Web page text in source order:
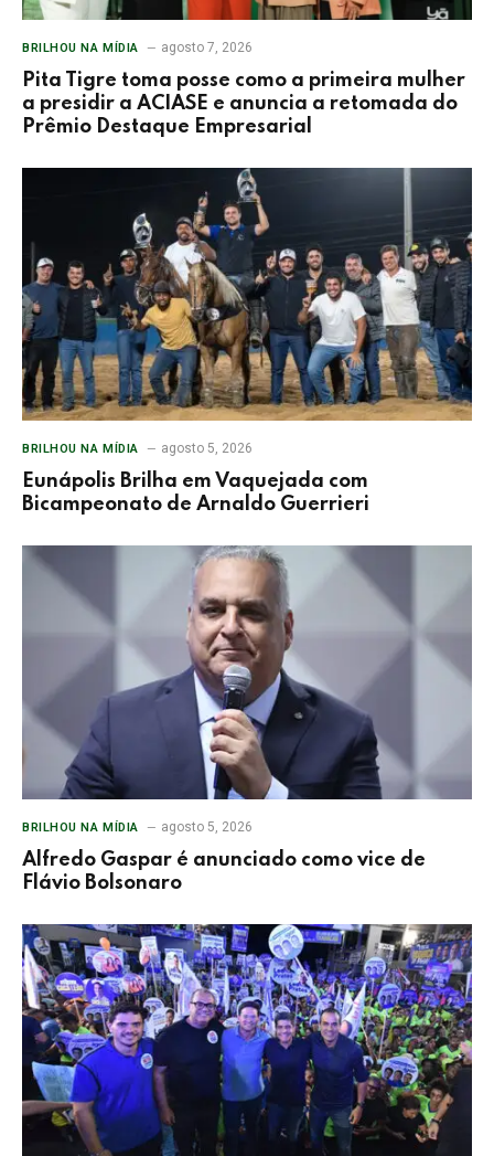
BRILHOU NA MÍDIA agosto 7, 2026
Pita Tigre toma posse como a primeira mulher
a presidir a ACIASE e anuncia a retomada do
Prêmio Destaque Empresarial
BRILHOU NA MÍDIA agosto 5, 2026
Eunápolis Brilha em Vaquejada com
Bicampeonato de Arnaldo Guerrieri
BRILHOU NA MÍDIA agosto 5, 2026
Alfredo Gaspar é anunciado como vice de
Flávio Bolsonaro